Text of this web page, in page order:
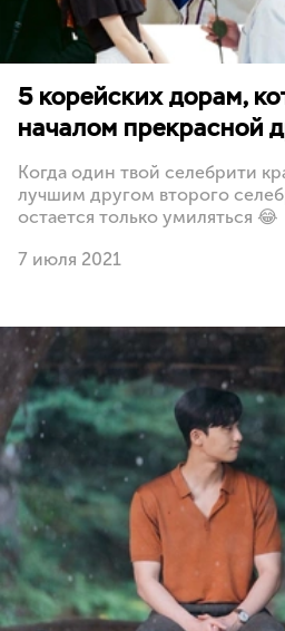
5 корейских дорам,
началом прекрасной
Когда один твой селебрити
лучшим другом второго
остается только умиляться 😂
7 июля 2021